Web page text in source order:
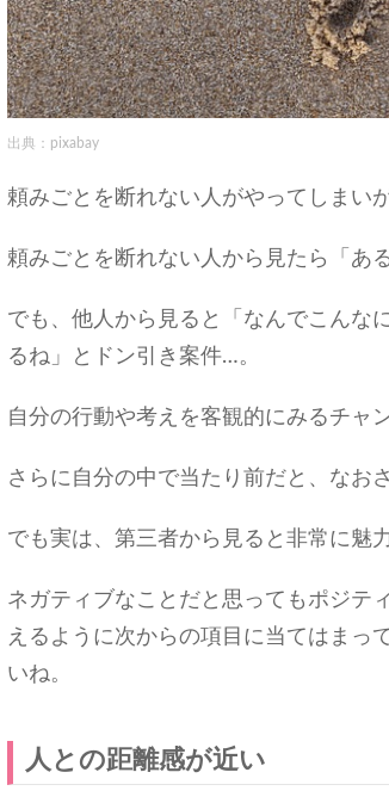
出典：pixabay
頼みごとを断れない人がやってしまい
頼みごとを断れない人から見たら「あ
でも、他人から見ると「なんでこんな
るね」とドン引き案件…。
自分の行動や考えを客観的にみるチャ
さらに自分の中で当たり前だと、なお
でも実は、第三者から見ると非常に魅
ネガティブなことだと思ってもポジテ
えるように次からの項目に当てはまっ
いね。
人との距離感が近い